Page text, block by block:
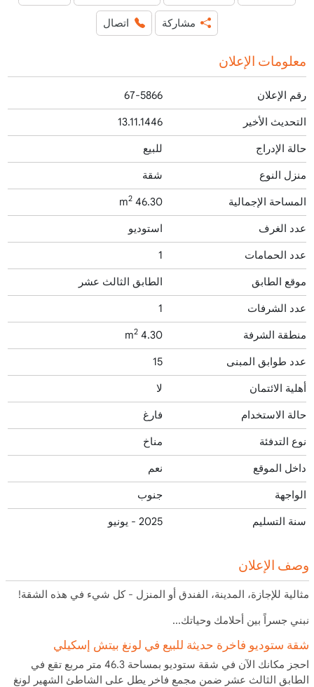
مشاركة اتصال
معلومات الإعلان
رقم الإعلان 67-5866
التحديث الأخير 13.11.1446
حالة الإدراج للبيع
منزل النوع شقة
المساحة الإجمالية 46.30 m
2
عدد الغرف استوديو
عدد الحمامات 1
موقع الطابق الطابق الثالث عشر
عدد الشرفات 1
منطقة الشرفة 4.30 m
2
عدد طوابق المبنى 15
أهلية الائتمان لا
حالة الاستخدام فارغ
نوع التدفئة مناخ
داخل الموقع نعم
الواجهة جنوب
سنة التسليم 2025 - يونيو
وصف الإعلان
مثالية للإجازة، المدينة، الفندق أو المنزل - كل شيء في هذه الشقة!
نبني جسراً بين أحلامك وحياتك...
شقة ستوديو فاخرة حديثة للبيع في لونغ بيتش إسكيلي
احجز مكانك الآن في شقة ستوديو بمساحة 46.3 متر مربع تقع في
الطابق الثالث عشر ضمن مجمع فاخر يطل على الشاطئ الشهير لونغ